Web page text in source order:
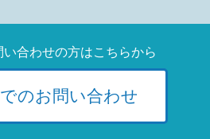
合わせの方はこちらから
のお問い合わせ